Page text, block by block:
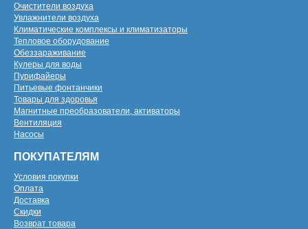
Очистители воздуха
Увлажнители воздуха
Климатические комплексы и климатизаторы
Тепловое оборудование
Обеззараживание
Кулеры для воды
Пурифайеры
Питьевые фонтанчики
Товары для здоровья
Магнитные преобразователи, активаторы
Вентиляция
Насосы
ПОКУПАТЕЛЯМ
Условия покупки
Оплата
Доставка
Скидки
Возврат товара